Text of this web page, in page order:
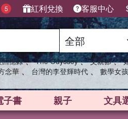
5 紅利兌換 客服中心
憶錄 、 The Odyssey 、 父親節 、
念華 、 台灣的李登輝時代 、 數學女
子書 親子 文具